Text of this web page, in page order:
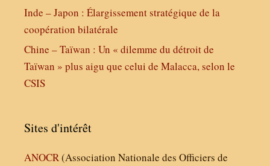
Inde – Japon : Élargissement stratégique de la
coopération bilatérale
Chine – Taïwan : Un « dilemme du détroit de
Taïwan » plus aigu que celui de Malacca, selon le
CSIS
Sites d'intérêt
ANOCR(Association Nationale des Officiers de